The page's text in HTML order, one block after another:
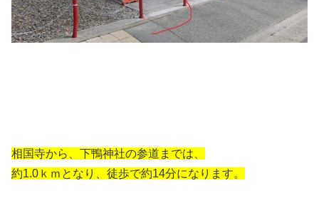
相国寺から、下鴨神社の参道までは、
約1.0ｋｍとなり、徒歩で約14分になります。